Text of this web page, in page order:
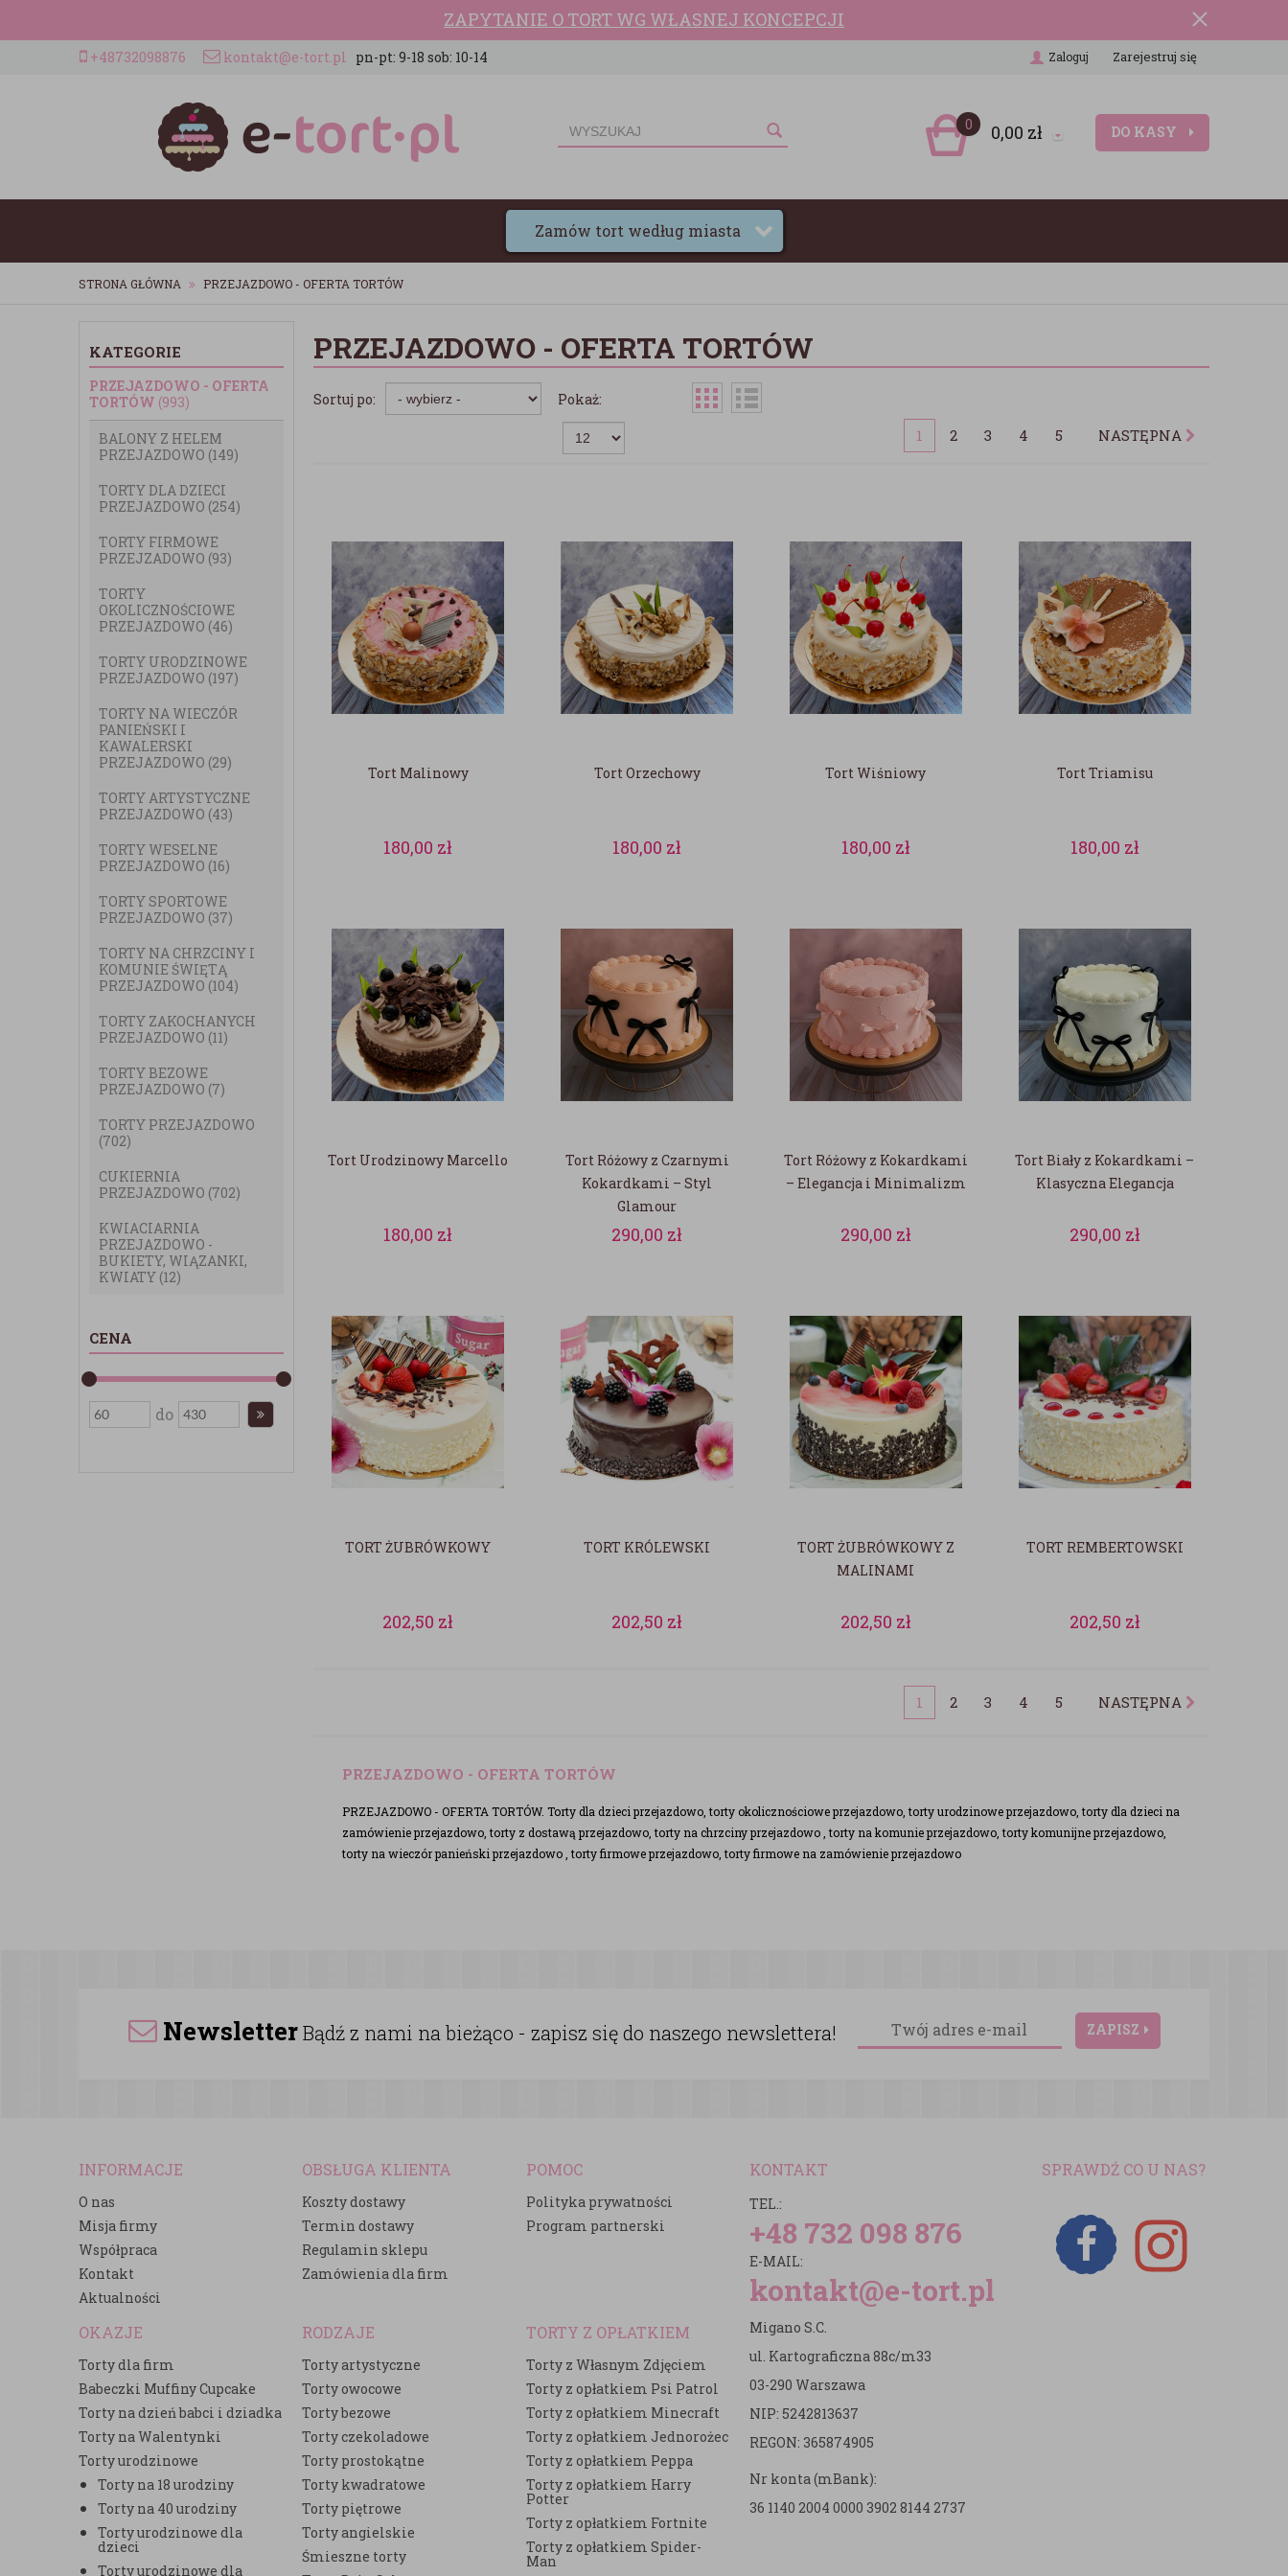
ZAPYTANIE O TORT WG WŁASNEJ KONCEPCJI
+48732098876 kontakt@e-tort.pl pn-pt: 9-18 sob: 10-14 Zaloguj Zarejestruj się
0 0,00 zł DO KASY
Zamów tort według miasta
STRONA GŁÓWNA PRZEJAZDOWO - OFERTA TORTÓW
KATEGORIE
PRZEJAZDOWO - OFERTA
TORTÓW (993)
BALONY Z HELEM
PRZEJAZDOWO (149)
TORTY DLA DZIECI
PRZEJAZDOWO (254)
TORTY FIRMOWE
PRZEJZADOWO (93)
TORTY
OKOLICZNOŚCIOWE
PRZEJAZDOWO (46)
TORTY URODZINOWE
PRZEJAZDOWO (197)
TORTY NA WIECZÓR
PANIEŃSKI I
KAWALERSKI
PRZEJAZDOWO (29)
TORTY ARTYSTYCZNE
PRZEJAZDOWO (43)
TORTY WESELNE
PRZEJAZDOWO (16)
TORTY SPORTOWE
PRZEJAZDOWO (37)
TORTY NA CHRZCINY I
KOMUNIE ŚWIĘTĄ
PRZEJAZDOWO (104)
TORTY ZAKOCHANYCH
PRZEJAZDOWO (11)
TORTY BEZOWE
PRZEJAZDOWO (7)
TORTY PRZEJAZDOWO
(702)
CUKIERNIA
PRZEJAZDOWO (702)
KWIACIARNIA
PRZEJAZDOWO -
BUKIETY, WIĄZANKI,
KWIATY (12)
CENA
do
PRZEJAZDOWO - OFERTA TORTÓW
Sortuj po: Pokaż:
1 2 3 4 5 NASTĘPNA
Tort Malinowy
180,00 zł
Tort Orzechowy
180,00 zł
Tort Wiśniowy
180,00 zł
Tort Triamisu
180,00 zł
Tort Urodzinowy Marcello
180,00 zł
Tort Różowy z Czarnymi
Kokardkami – Styl
Glamour
290,00 zł
Tort Różowy z Kokardkami
– Elegancja i Minimalizm
290,00 zł
Tort Biały z Kokardkami –
Klasyczna Elegancja
290,00 zł
TORT ŻUBRÓWKOWY
202,50 zł
TORT KRÓLEWSKI
202,50 zł
TORT ŻUBRÓWKOWY Z
MALINAMI
202,50 zł
TORT REMBERTOWSKI
202,50 zł
1 2 3 4 5 NASTĘPNA
PRZEJAZDOWO - OFERTA TORTÓW
PRZEJAZDOWO - OFERTA TORTÓW. Torty dla dzieci przejazdowo, torty okolicznościowe przejazdowo, torty urodzinowe przejazdowo, torty dla dzieci na
zamówienie przejazdowo, torty z dostawą przejazdowo, torty na chrzciny przejazdowo , torty na komunie przejazdowo, torty komunijne przejazdowo,
torty na wieczór panieński przejazdowo , torty firmowe przejazdowo, torty firmowe na zamówienie przejazdowo
NewsletterBądź z nami na bieżąco - zapisz się do naszego newslettera! ZAPISZ
INFORMACJE
O nas
Misja firmy
Współpraca
Kontakt
Aktualności
OBSŁUGA KLIENTA
Koszty dostawy
Termin dostawy
Regulamin sklepu
Zamówienia dla firm
POMOC
Polityka prywatności
Program partnerski
OKAZJE
Torty dla firm
Babeczki Muffiny Cupcake
Torty na dzień babci i dziadka
Torty na Walentynki
Torty urodzinowe
Torty na 18 urodziny
Torty na 40 urodziny
Torty urodzinowe dla
dzieci
Torty urodzinowe dla
RODZAJE
Torty artystyczne
Torty owocowe
Torty bezowe
Torty czekoladowe
Torty prostokątne
Torty kwadratowe
Torty piętrowe
Torty angielskie
Śmieszne torty
TORTY Z OPŁATKIEM
Torty z Własnym Zdjęciem
Torty z opłatkiem Psi Patrol
Torty z opłatkiem Minecraft
Torty z opłatkiem Jednorożec
Torty z opłatkiem Peppa
Torty z opłatkiem Harry
Potter
Torty z opłatkiem Fortnite
Torty z opłatkiem Spider-
Man
KONTAKT
TEL.:
+48 732 098 876
E-MAIL:
kontakt@e-tort.pl
Migano S.C.
ul. Kartograficzna 88c/m33
03-290 Warszawa
NIP: 5242813637
REGON: 365874905
Nr konta (mBank):
36 1140 2004 0000 3902 8144 2737
SPRAWDŹ CO U NAS?